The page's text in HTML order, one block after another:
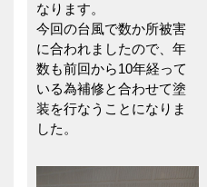
なります。
今回の台風で数か所被害
に合われましたので、年
数も前回から10年経って
いる為補修と合わせて塗
装を行なうことになりま
した。